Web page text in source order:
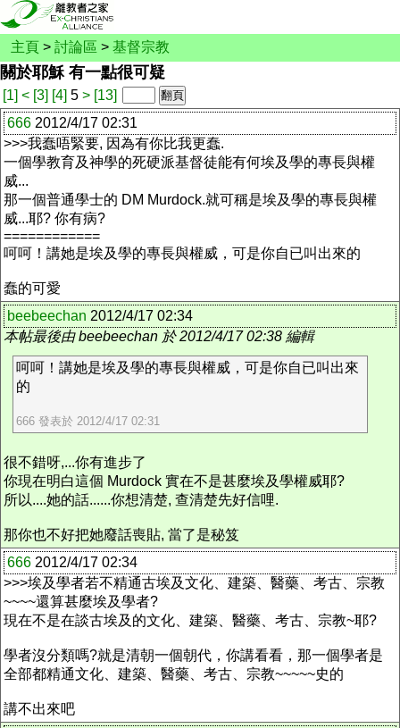
主頁 > 討論區 > 基督宗教
關於耶穌 有一點很可疑
[1] < [3] [4] 5 > [13]
666 2012/4/17 02:31
>>>我蠢唔緊要, 因為有你比我更蠢.
一個學教育及神學的死硬派基督徒能有何埃及學的專長與權
威...
那一個普通學士的 DM Murdock.就可稱是埃及學的專長與權
威...耶? 你有病?
============
呵呵！講她是埃及學的專長與權威，可是你自已叫出來的
蠢的可愛
beebeechan 2012/4/17 02:34
本帖最後由 beebeechan 於 2012/4/17 02:38 編輯
呵呵！講她是埃及學的專長與權威，可是你自已叫出來
的
666 發表於 2012/4/17 02:31
很不錯呀,...你有進步了
你現在明白這個 Murdock 實在不是甚麼埃及學權威耶?
所以....她的話......你想清楚, 查清楚先好信哩.
那你也不好把她廢話喪貼, 當了是秘笈
666 2012/4/17 02:34
>>>埃及學者若不精通古埃及文化、建築、醫藥、考古、宗教
~~~~還算甚麼埃及學者?
現在不是在談古埃及的文化、建築、醫藥、考古、宗教~耶?
學者沒分類嗎?就是清朝一個朝代，你講看看，那一個學者是
全部都精通文化、建築、醫藥、考古、宗教~~~~~史的
講不出來吧